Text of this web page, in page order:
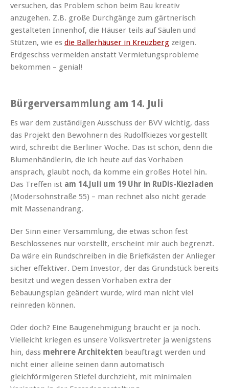
versuchen, das Problem schon beim Bau kreativ
anzugehen. Z.B. große Durchgänge zum gärtnerisch
gestalteten Innenhof, die Häuser teils auf Säulen und
Stützen, wie es die Ballerhäuser in Kreuzberg zeigen.
Erdgeschss vermeiden anstatt Vermietungsprobleme
bekommen – genial!
Bürgerversammlung am 14. Juli
Es war dem zuständigen Ausschuss der BVV wichtig, dass
das Projekt den Bewohnern des Rudolfkiezes vorgestellt
wird, schreibt die Berliner Woche. Das ist schön, denn die
Blumenhändlerin, die ich heute auf das Vorhaben
ansprach, glaubt noch, da komme ein großes Hotel hin.
Das Treffen ist am 14.Juli um 19 Uhr in RuDis-Kiezladen
(Modersohnstraße 55) – man rechnet also nicht gerade
mit Massenandrang.
Der Sinn einer Versammlung, die etwas schon fest
Beschlossenes nur vorstellt, erscheint mir auch begrenzt.
Da wäre ein Rundschreiben in die Briefkästen der Anlieger
sicher effektiver. Dem Investor, der das Grundstück bereits
besitzt und wegen dessen Vorhaben extra der
Bebauungsplan geändert wurde, wird man nicht viel
reinreden können.
Oder doch? Eine Baugenehmigung braucht er ja noch.
Vielleicht kriegen es unsere Volksvertreter ja wenigstens
hin, dass mehrere Architekten beauftragt werden und
nicht einer alleine seinen dann automatisch
gleichförmigeren Stiefel durchzieht, mit minimalen